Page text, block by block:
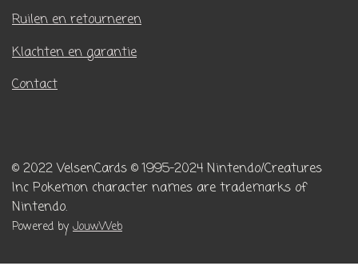
Ruilen en retourneren
Klachten en garantie
Contact
© 2022 VelsenCards © 1995-2024 Nintendo/Creatures
Inc Pokemon character names are trademarks of
Nintendo.
Powered byJouwWeb